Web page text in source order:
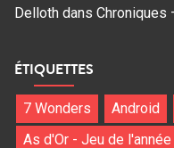
Delloth dans Chroniques
ÉTIQUETTES
7 Wonders Android
As d'Or - Jeu de